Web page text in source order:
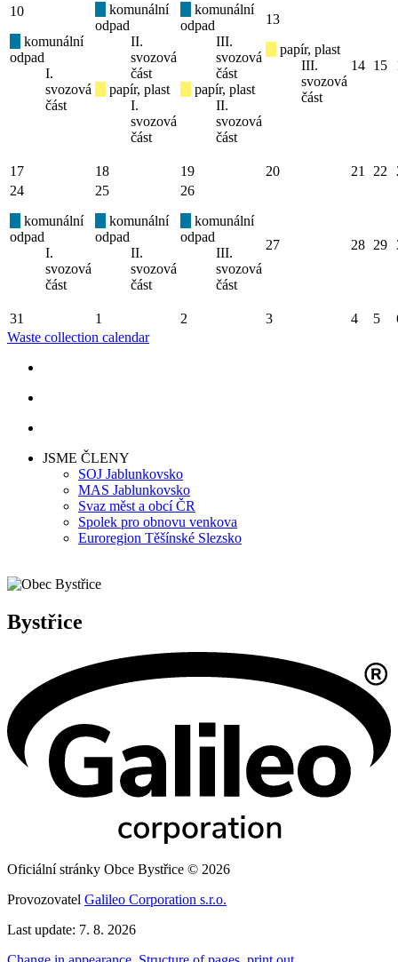
10
komunální
odpad
I.
svozová
část
komunální
odpad
II.
svozová
část
papír, plast
I.
svozová
část
komunální
odpad
III.
svozová
část
papír, plast
II.
svozová
část
13
papír, plast
III.
svozová
část
14 15
17 18 19 20 21 22
24
komunální
odpad
I.
svozová
část
25
komunální
odpad
II.
svozová
část
26
komunální
odpad
III.
svozová
část
27 28 29
31 1 2 3 4 5
Waste collection calendar
JSME ČLENY
SOJ Jablunkovsko
MAS Jablunkovsko
Svaz měst a obcí ČR
Spolek pro obnovu venkova
Euroregion Těšínské Slezsko
Bystřice
Oficiální stránky Obce Bystřice © 2026
Provozovatel Galileo Corporation s.r.o.
Last update: 7. 8. 2026